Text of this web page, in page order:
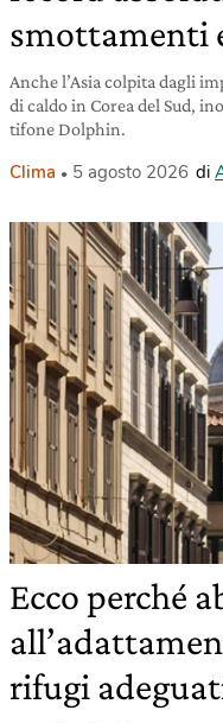
smottamenti
Anche l’Asia colpita dagli
di caldo in Corea del Sud,
tifone Dolphin.
Clima 5 agosto 2026 di
Ecco perché
rifugi